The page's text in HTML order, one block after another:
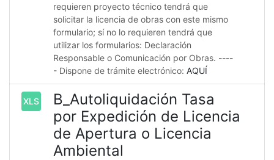
requieren proyecto técnico tendrá que
solicitar la licencia de obras con este mismo
formulario; sí no lo requieren tendrá que
utilizar los formularios: Declaración
Responsable o Comunicación por Obras. ----
- Dispone de trámite electrónico: AQUÍ
XLS
B_Autoliquidación Tasa
por Expedición de Licencia
de Apertura o Licencia
Ambiental